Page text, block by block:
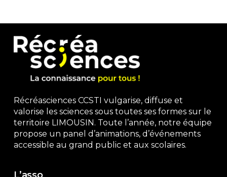
Récréasciences CCSTI vulgarise, diffuse et
valorise les sciences sous toutes ses formes sur le
territoire LIMOUSIN. Toute l’année, notre équipe
propose un panel d’animations, d’événements
accessible au grand public et aux scolaires.
L’asso